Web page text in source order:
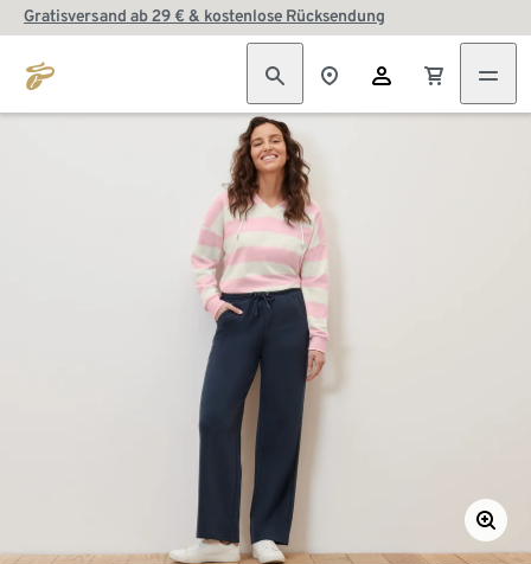
Gratisversand ab 29 € & kostenlose Rücksendung